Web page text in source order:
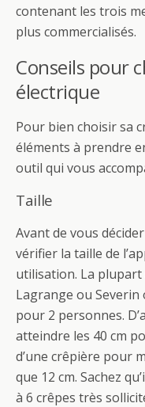
contenant les trois
plus commercialisés.
Conseils pour
électrique
Pour bien choisir sa
éléments à prendre
outil qui vous
Taille
Avant de vous
vérifier la taille de
utilisation. La plupart
Lagrange ou Severin
pour 2 personnes.
atteindre les 40 cm
d’une crêpière pour
que 12 cm. Sachez
à 6 crêpes très